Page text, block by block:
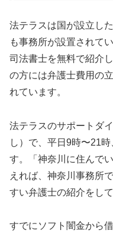
法テラスは国が設立し
も事務所が設置されて
司法書士を無料で紹介
の方には弁護士費用の
れています。
法テラスのサポートダ
し）で、平日9時〜21
す。「神奈川に住んで
えれば、神奈川事務所
すい弁護士の紹介をし
すでにソフト闇金から